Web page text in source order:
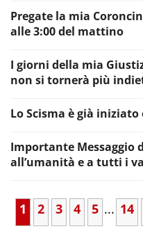
Pregate la mia
alle 3:00 del mattino
I giorni della mia
non si tornerà più
Lo Scisma è già
Importante Messaggio
all’umanità e a tutti i
1 2 3 4 5 ... 14